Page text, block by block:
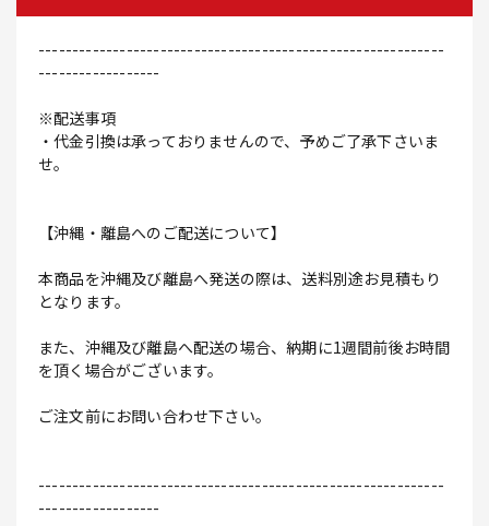
------------------------------------------------------------
------------------
※配送事項
・代金引換は承っておりませんので、予めご了承下さいま
せ。
【沖縄・離島へのご配送について】
本商品を沖縄及び離島へ発送の際は、送料別途お見積もり
となります。
また、沖縄及び離島へ配送の場合、納期に1週間前後お時間
を頂く場合がございます。
ご注文前にお問い合わせ下さい。
------------------------------------------------------------
------------------